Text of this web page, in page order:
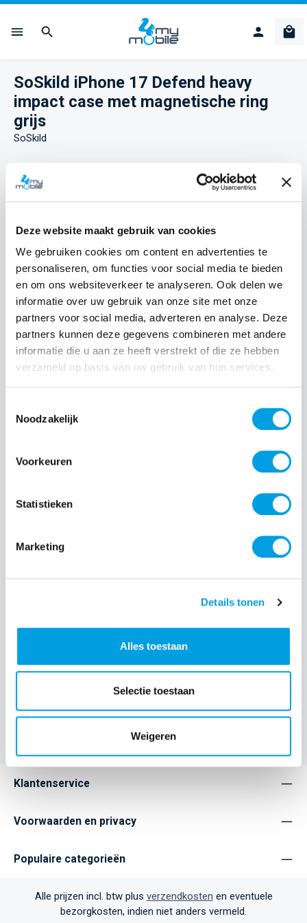
Deze website maakt gebruik van cookies
We gebruiken cookies om content en advertenties te
personaliseren, om functies voor social media te bieden
en om ons websiteverkeer te analyseren. Ook delen we
informatie over uw gebruik van onze site met onze
partners voor social media, adverteren en analyse. Deze
partners kunnen deze gegevens combineren met andere
informatie die u aan ze heeft verstrekt of die ze hebben
verzameld op basis van uw gebruik van hun services.
Noodzakelijk
Voorkeuren
Statistieken
Marketing
Details tonen
Alles toestaan
Selectie toestaan
Weigeren
SoSkild iPhone 17 Defend heavy
impact case met magnetische ring
grijs
SoSkild
Afbeeldingengalerij overslaan
€ 44,99
Producthoeveelheid: Voer de gewenste
Merk:
Ontdek de Defend Heavy Impact Hoes voor de iPhone 17,
De Defend is…Meer
Klantenservice
Voorwaarden en privacy
Populaire categorieën
Alle prijzen incl. btw plus verzendkosten en eventuele
bezorgkosten, indien niet anders vermeld.